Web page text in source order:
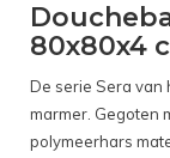
80x80x4
De serie Sera van
marmer. Gegoten
polymeerhars